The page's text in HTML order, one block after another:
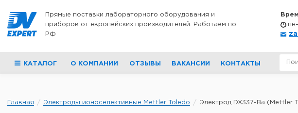
Прямые поставки лабораторного оборудования и
приборов от европейских производителей. Работаем по
РФ
КАТАЛОГ О КОМПАНИИ ОТЗЫВЫ ВАКАНСИИ КОНТАКТЫ
Главная Электроды ионоселективные Mettler Toledo Электрод DX337-Ba (Mettler